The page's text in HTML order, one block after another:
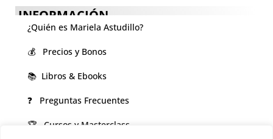
INFORMACIÓN
¿Quién es Mariela Astudillo?
💰 Precios y Bonos
📚 Libros & Ebooks
❓ Preguntas Frecuentes
🏆 Cursos y Masterclass